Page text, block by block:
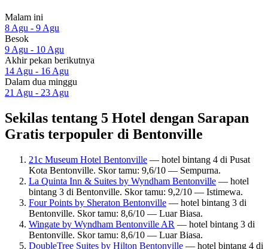
Malam ini
8 Agu - 9 Agu
Besok
9 Agu - 10 Agu
Akhir pekan berikutnya
14 Agu - 16 Agu
Dalam dua minggu
21 Agu - 23 Agu
Sekilas tentang 5 Hotel dengan Sarapan
Gratis terpopuler di Bentonville
21c Museum Hotel Bentonville — hotel bintang 4 di Pusat
Kota Bentonville. Skor tamu: 9,6/10 — Sempurna.
La Quinta Inn & Suites by Wyndham Bentonville — hotel
bintang 3 di Bentonville. Skor tamu: 9,2/10 — Istimewa.
Four Points by Sheraton Bentonville — hotel bintang 3 di
Bentonville. Skor tamu: 8,6/10 — Luar Biasa.
Wingate by Wyndham Bentonville AR — hotel bintang 3 di
Bentonville. Skor tamu: 8,6/10 — Luar Biasa.
DoubleTree Suites by Hilton Bentonville — hotel bintang 4 di